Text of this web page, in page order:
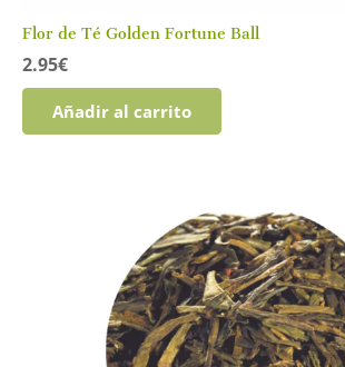
Flor de Té Golden Fortune Ball
2.95€
Añadir al carrito